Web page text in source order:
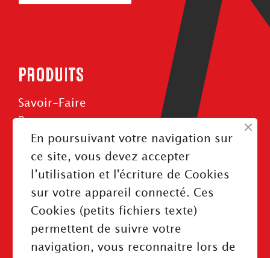
PRODUITS
Savoir-Faire
Roues
Rouleaux
Courroies
INFORMATIONS
En poursuivant votre navigation sur
ce site, vous devez accepter
l’utilisation et l'écriture de Cookies
sur votre appareil connecté. Ces
Cookies (petits fichiers texte)
permettent de suivre votre
navigation, vous reconnaitre lors de